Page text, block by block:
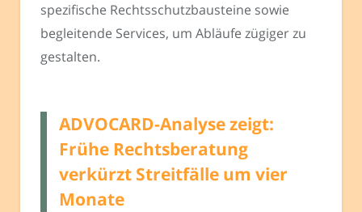
spezifische Rechtsschutzbausteine sowie
begleitende Services, um Abläufe zügiger zu
gestalten.
ADVOCARD-Analyse zeigt:
Frühe Rechtsberatung
verkürzt Streitfälle um vier
Monate